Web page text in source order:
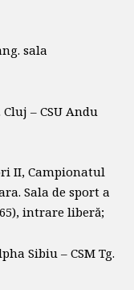
sala
– CSU Andu
II, Campionatul
Sala de sport a
intrare liberă;
Sibiu – CSM Tg.